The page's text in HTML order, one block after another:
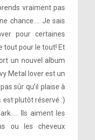
vraiment pas
chance…. Je sais
pour certaines
tout pour le tout! Et
un nouvel album
Metal lover est un
sûr qu’il plaise à
est plutôt réservé :)
Ils aiment les
ou les cheveux